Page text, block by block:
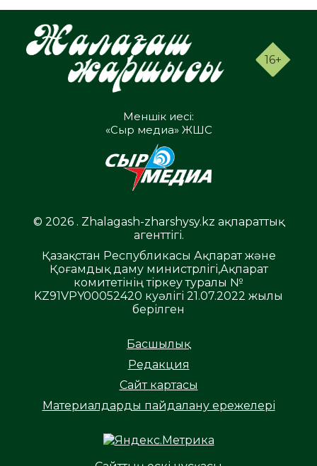
16+
Меншік иесі:
«Сыр медиа» ЖШС
© 2026 . Zhalagash-zharshysy.kz ақпараттық
агенттігі.
Қазақстан Республикасы Ақпарат және
Қоғамдық даму министрлігі,Ақпарат
комитетінің тіркеу туралы №
KZ91VPY00052420 куәлігі 21.07.2022 жылы
берілген
Басшылық
Редакция
Сайт картасы
Материалдарды пайдалану ережелері